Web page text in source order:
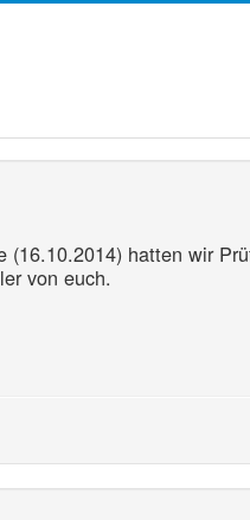
hatten wir
von euch.